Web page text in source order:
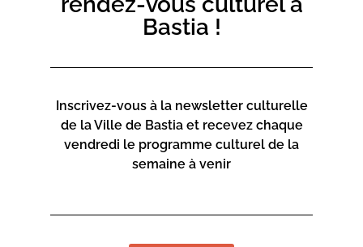
Bastia !
Inscrivez-vous à la newsletter culturelle
de la Ville de Bastia et recevez chaque
vendredi le programme culturel de la
semaine à venir